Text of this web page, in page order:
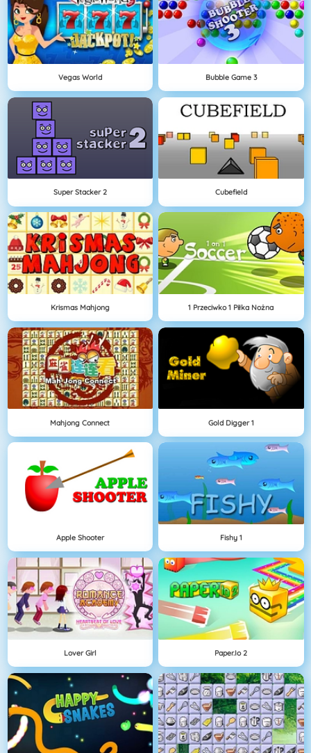
Vegas World Bubble Game 3
Super Stacker 2 Cubefield
Krismas Mahjong 1 Przeciwko 1 Piłka Nożna
Mahjong Connect Gold Digger 1
Apple Shooter Fishy 1
Lover Girl Paper.io 2